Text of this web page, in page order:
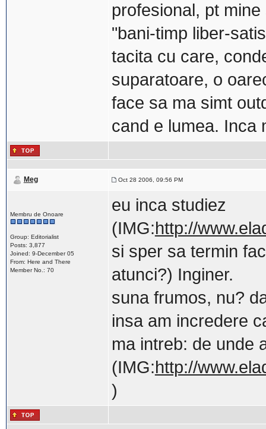
profesional, pt
"bani-timp liber-
tacita cu care,
suparatoare, o
face sa ma simt
cand e lumea. Inca
Meg Oct 28 2006, 09:56 PM
Membru de Onoare
Group: Editorialist
Posts: 3,877
Joined: 9-December 05
From: Here and There
Member No.: 70
eu inca studiez
(IMG:http://
si sper sa termin
atunci?) Inginer.
suna frumos, nu?
insa am incredere
ma intreb: de unde
(IMG:http://
)